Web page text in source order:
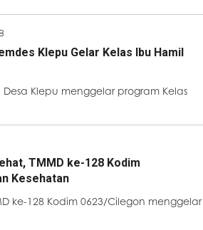
Klepu Gelar Kelas Ibu Hamil
Desa Klepu menggelar program Kelas
TMMD ke-128 Kodim
Kesehatan
ke-128 Kodim 0623/Cilegon menggelar